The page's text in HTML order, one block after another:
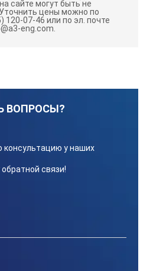
над головой, точнее в
сайте могут быть не
Уточнить цены можно по
120-07-46 или по эл. почте
eng.com.
ВОПРОСЫ?
консультацию у наших
связи!